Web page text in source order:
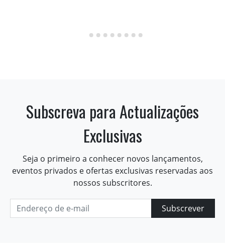
Subscreva para Actualizações
Exclusivas
Seja o primeiro a conhecer novos lançamentos,
eventos privados e ofertas exclusivas reservadas aos
nossos subscritores.
Subscrever